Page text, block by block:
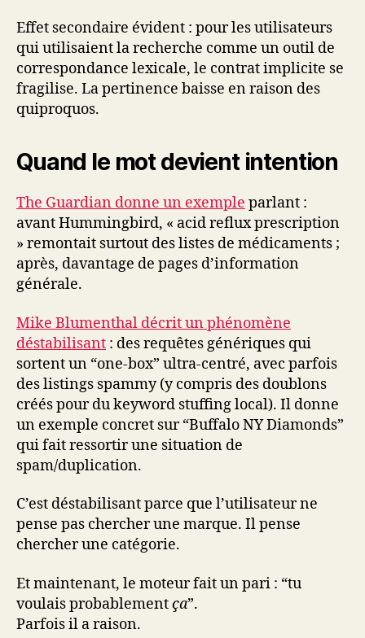
Effet secondaire évident : pour les utilisateurs
qui utilisaient la recherche comme un outil de
correspondance lexicale, le contrat implicite se
fragilise. La pertinence baisse en raison des
quiproquos.
Quand le mot devient intention
The Guardian donne un exemple parlant :
avant Hummingbird, « acid reflux prescription
» remontait surtout des listes de médicaments ;
après, davantage de pages d’information
générale.
Mike Blumenthal décrit un phénomène
déstabilisant : des requêtes génériques qui
sortent un “one-box” ultra-centré, avec parfois
des listings spammy (y compris des doublons
créés pour du keyword stuffing local). Il donne
un exemple concret sur “Buffalo NY Diamonds”
qui fait ressortir une situation de
spam/duplication.
C’est déstabilisant parce que l’utilisateur ne
pense pas chercher une marque. Il pense
chercher une catégorie.
Et maintenant, le moteur fait un pari : “tu
voulais probablementça”.
Parfois il a raison.